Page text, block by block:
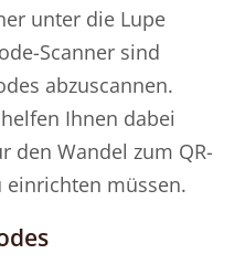
unter die Lupe
Scanner sind
abzuscannen.
Ihnen dabei
den Wandel zum QR-
einrichten müssen.